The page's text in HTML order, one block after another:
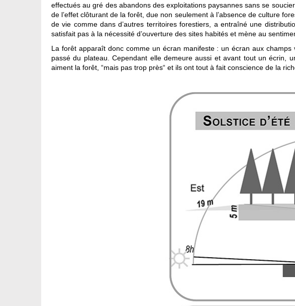
effectués au gré des abandons des exploitations paysannes sans se
de l’effet clôturant de la forêt, due non seulement à l’absence de culture
de vie comme dans d’autres territoires forestiers, a entraîné une
satisfait pas à la nécessité d’ouverture des sites habités et mène au
La forêt apparaît donc comme un écran manifeste : un écran aux
passé du plateau. Cependant elle demeure aussi et avant tout un écrin,
aiment la forêt, “mais pas trop près“ et ils ont tout à fait conscience de la